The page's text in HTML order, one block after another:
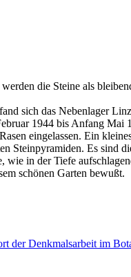
die Steine als
sich das Nebenlager
1944 bis Anfang Mai
eingelassen. Ein
Steinpyramiden. Es sind
wie in der Tiefe
schönen Garten bewußt.
der Denkmalsarbeit im